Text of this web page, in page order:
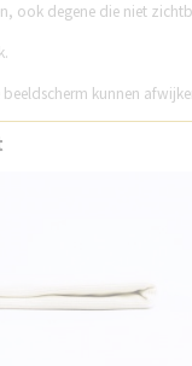
ook degene die niet
kunnen